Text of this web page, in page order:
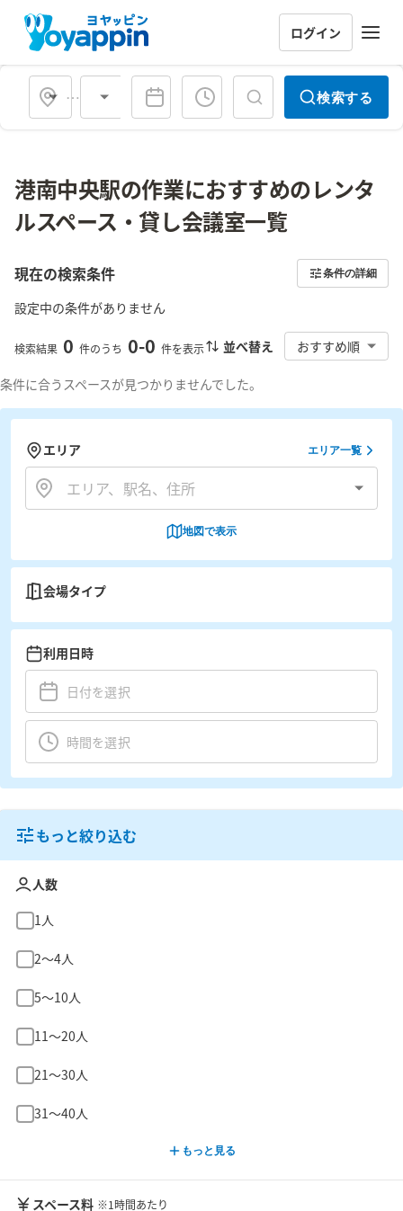
ログイン
会場タイプ 検索する
港南中央駅の作業におすすめのレンタ
ルスペース・貸し会議室一覧
現在の検索条件 条件の詳細
設定中の条件がありません
検索結果 0 件のうち 0-0 件を表示 並べ替え おすすめ順
条件に合うスペースが見つかりませんでした。
エリア エリア一覧
地図で表示
会場タイプ
利用日時
もっと絞り込む
人数
1人
2〜4人
5〜10人
11〜20人
21〜30人
31〜40人
もっと見る
スペース料 ※1時間あたり